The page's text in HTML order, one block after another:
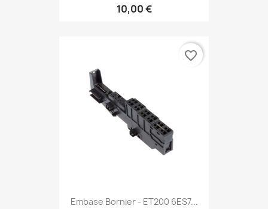
10,00 €
Embase Bornier - ET200 6ES7...
favorite_border